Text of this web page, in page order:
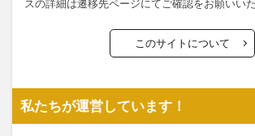
スの詳細は遷移先ページにてご確認をお願いいた
このサイトについて
私たちが運営しています！